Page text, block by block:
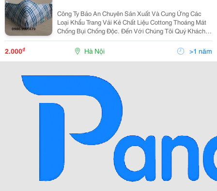
Công Ty Bảo An Chuyên Sản Xuất Và Cung Ứng Các
Loại Khẩu Trang Vải Kẻ Chất Liệu Cottong Thoáng Mát
Chống Bụi Chống Độc. Đến Với Chúng Tôi Quý Khách
Hàng Sẽ Có Được Sự Lựa Chọn Tốt Nhất. Thông Tin
Chi Tiết Vui Lòng Liên Hệ. Công Ty Tnhh Bhlđ
2.000₫ Hà Nội >1 năm